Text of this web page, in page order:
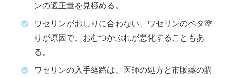
ンの適正量を見極める。
ワセリンがおしりに合わない、ワセリンのベタ塗
りが原因で、おむつかぶれが悪化することもあ
る。
ワセリンの入手経路は、医師の処方と市販薬の購